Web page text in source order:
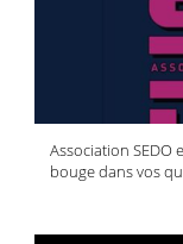
Association SEDO
bouge dans vos